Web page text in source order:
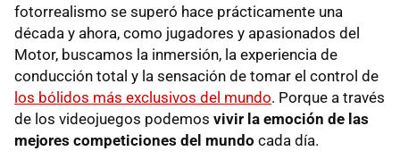
fotorrealismo se superó hace prácticamente una
década y ahora, como jugadores y apasionados del
Motor, buscamos la inmersión, la experiencia de
conducción total y la sensación de tomar el control de
los bólidos más exclusivos del mundo. Porque a través
de los videojuegos podemos vivir la emoción de las
mejores competiciones del mundo cada día.